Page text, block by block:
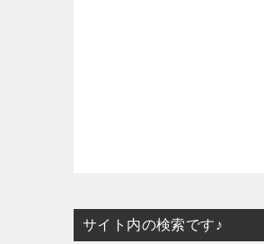
サイト内の検索です♪